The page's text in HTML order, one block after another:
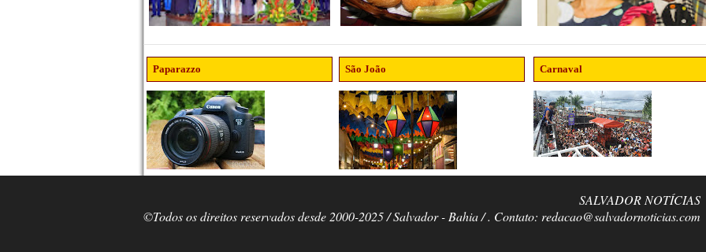
Paparazzo São João Carnaval
SALVADOR NOTÍCIAS
©Todos os direitos reservados desde 2000-2025 / Salvador - Bahia / . Contato: redacao@salvadornoticias.com